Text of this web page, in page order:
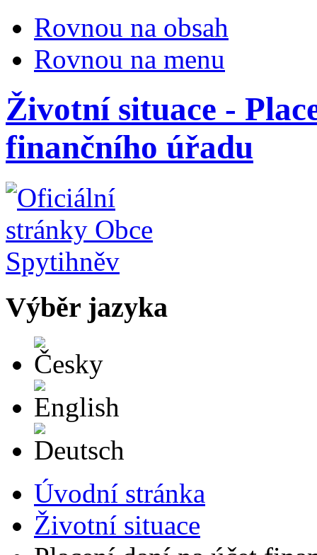
Rovnou na obsah
Rovnou na menu
Životní situace -
finančního úřadu
Výběr jazyka
Úvodní stránka
Životní situace